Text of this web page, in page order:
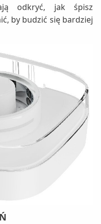
odkryć, jak śpisz
by budzić się bardziej